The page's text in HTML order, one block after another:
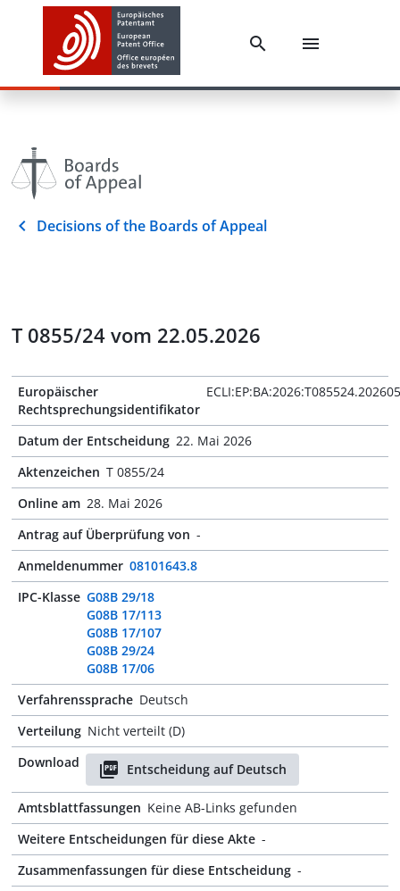
Decisions of the Boards of Appeal
T 0855/24 vom 22.05.2026
Europäischer
Rechtsprechungsidentifikator
Datum der Entscheidung 22. Mai 2026
Aktenzeichen T 0855/24
Online am 28. Mai 2026
Antrag auf Überprüfung von -
Anmeldenummer 08101643.8
IPC-Klasse G08B 29/18
G08B 17/113
G08B 17/107
G08B 29/24
G08B 17/06
Verfahrenssprache Deutsch
Verteilung Nicht verteilt (D)
Download
Entscheidung auf Deutsch
Amtsblattfassungen Keine AB-Links gefunden
Weitere Entscheidungen für diese Akte -
Zusammenfassungen für diese Entscheidung -